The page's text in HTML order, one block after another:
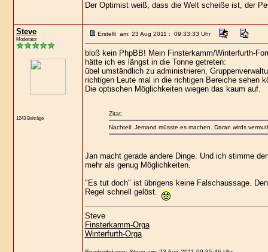
Der Optimist weiß, dass die Welt scheiße ist, der
Steve
Moderator
1243 Beiträge
Erstellt am: 23 Aug 2011 : 09:33:33 Uhr
bloß kein PhpBB! Mein Finsterkamm/Winterfurth-
hätte ich es längst in die Tonne getreten:
übel umständlich zu administrieren,
richtigen Leute mal in die richtigen Bereiche sehen
Die optischen Möglichkeiten wiegen das kaum auf.
Zitat:
Nachteil: Jemand müsste es machen. Daran wirds
Jan macht gerade andere Dinge. Und ich stimme
mehr als genug Möglichkeiten.
"Es tut doch" ist übrigens keine Falschaussage.
Regel schnell gelöst.
Steve
Finsterkamm-Orga
Winterfurth-Orga